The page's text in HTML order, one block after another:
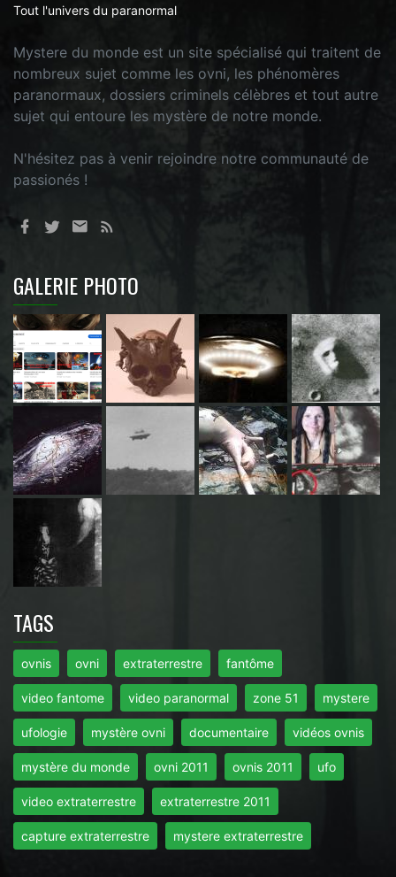
Tout l'univers du paranormal
Mystere du monde est un site spécialisé qui traitent de
nombreux sujet comme les ovni, les phénomères
paranormaux, dossiers criminels célèbres et tout autre
sujet qui entoure les mystère de notre monde.
N'hésitez pas à venir rejoindre notre communauté de
passionés !
GALERIE PHOTO
TAGS
ovnis ovni extraterrestre fantôme
video fantome video paranormal zone 51 mystere
ufologie mystère ovni documentaire vidéos ovnis
mystère du monde ovni 2011 ovnis 2011 ufo
video extraterrestre extraterrestre 2011
capture extraterrestre mystere extraterrestre